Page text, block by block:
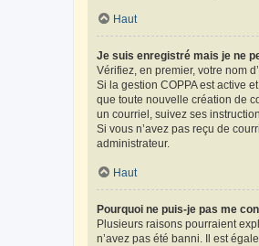
Haut
Je suis enregistré mais je ne
Vérifiez, en premier, votre nom
Si la gestion COPPA est active
que toute nouvelle création de
un courriel, suivez ses
Si vous n’avez pas reçu de
administrateur.
Haut
Pourquoi ne puis-je pas me
Plusieurs raisons pourraient
n’avez pas été banni. Il est